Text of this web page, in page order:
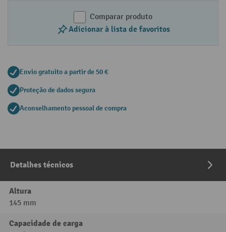
Comparar produto
Adicionar à lista de favoritos
Envio gratuito a partir de 50 €
Proteção de dados segura
Aconselhamento pessoal de compra
Detalhes técnicos
Altura
145 mm
Capacidade de carga